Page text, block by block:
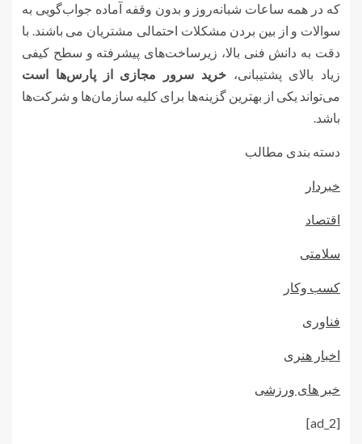
که در همه ساعات شبانه‌روز و بدون وقفه آماده جواب‌گویی به
سوالات و از بین بردن مشکلات احتمالی مشتریان می باشند. با
دقت به دانش فنی بالا، زیرساخت‌های پیشرفته و سطح کیفی
زیاد بالای پشتیبانی، خرید سرور مجازی از پارس‌ها است
می‌تواند یکی از بهترین گزینه‌ها برای کلیه سازمان‌ها و شرکت‌ها
باشد.
دسته بندی مطالب
خبردار
اقتصاد
سلامتی
کسب وکار
فناوری
اخبار هنری
خبر های ورزشی
[ad_2]